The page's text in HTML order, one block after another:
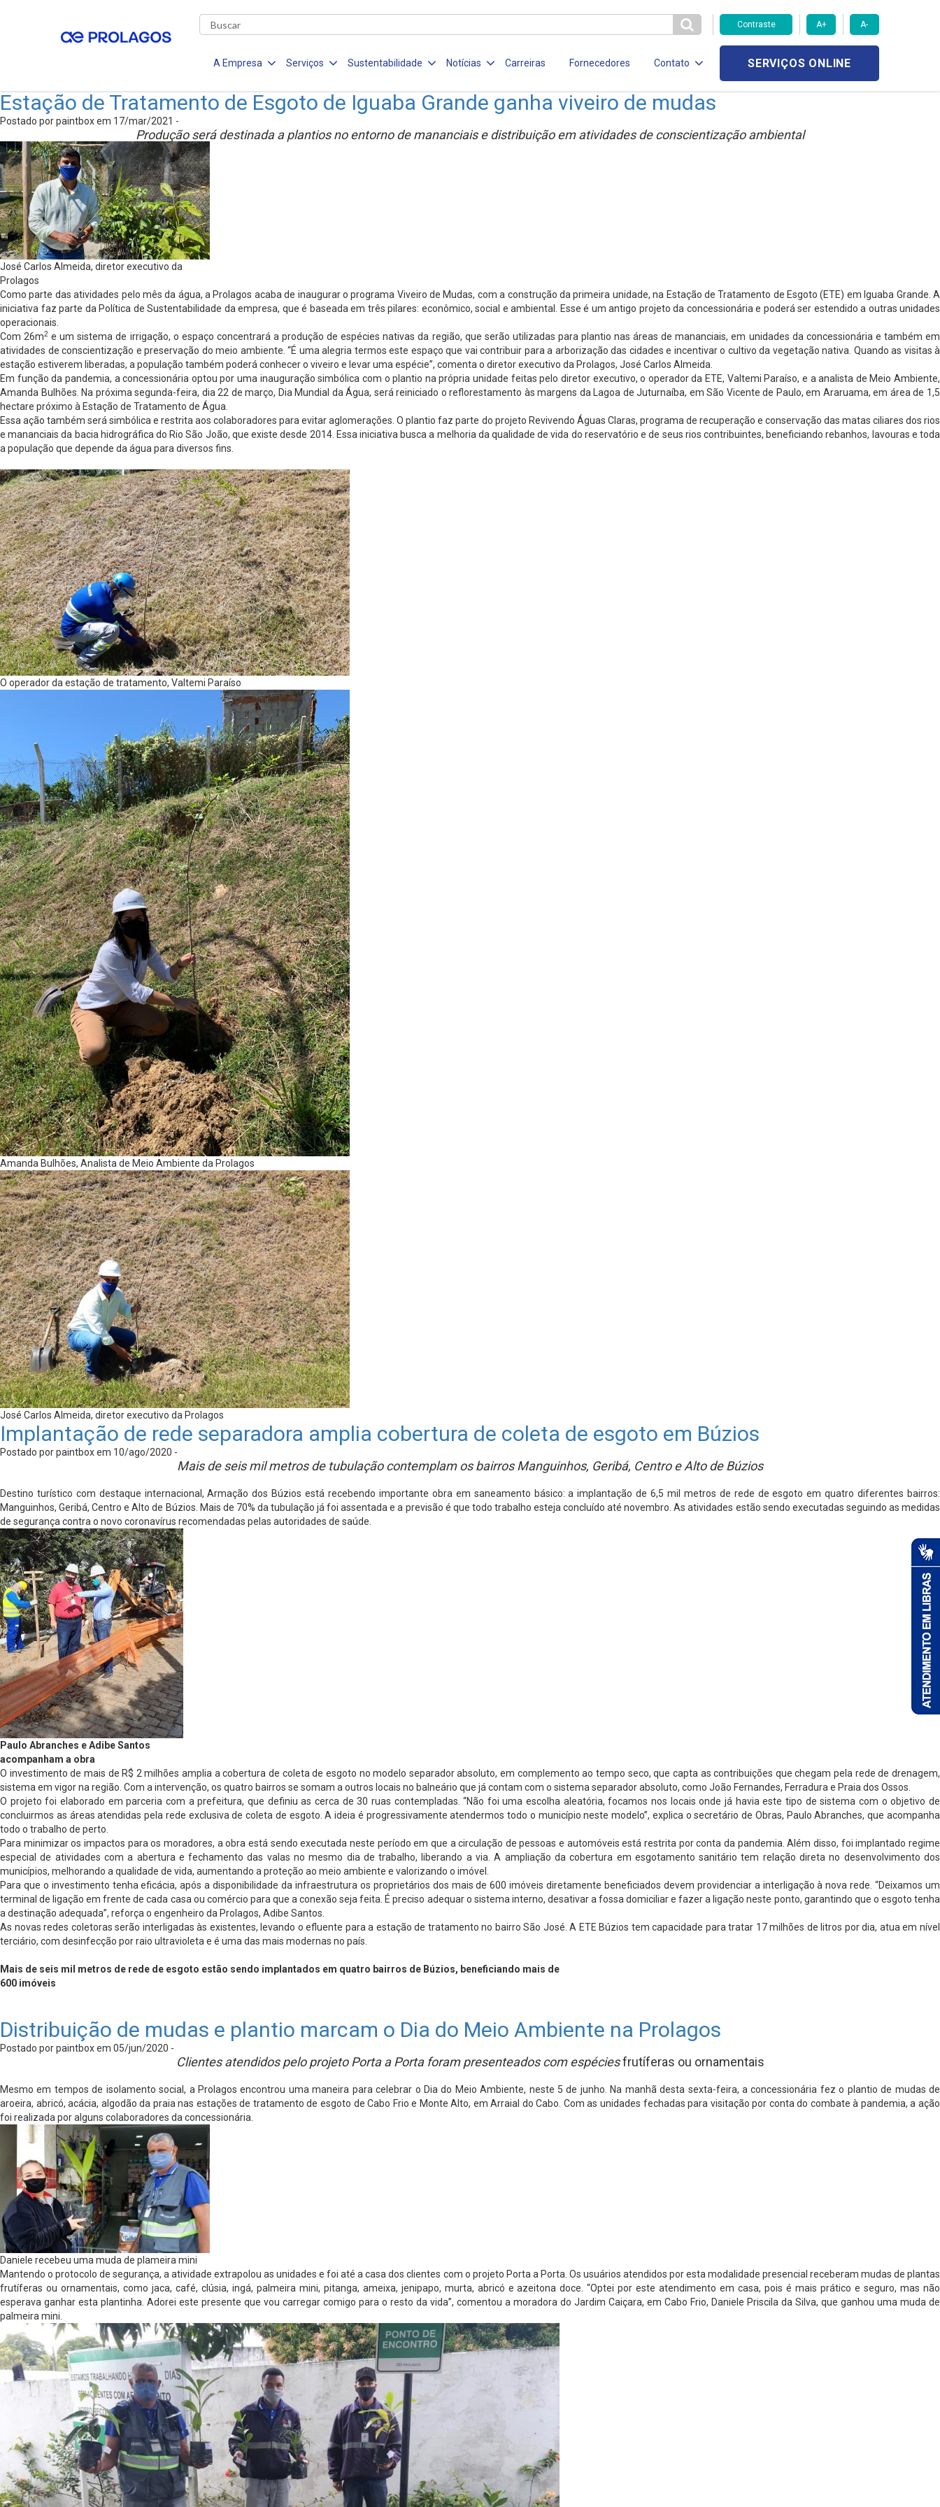
Contraste A+ A-
A Empresa Serviços Sustentabilidade Notícias Carreiras Fornecedores Contato SERVIÇOS ONLINE
Estação de Tratamento de Esgoto de Iguaba Grande ganha viveiro de mudas
Postado por paintbox em 17/mar/2021 -
Produção será destinada a plantios no entorno de mananciais e distribuição em atividades de conscientização ambiental
José Carlos Almeida, diretor executivo da
Prolagos
Como parte das atividades pelo mês da água, a Prolagos acaba de inaugurar o programa Viveiro de Mudas, com a construção da primeira unidade, na Estação de Tratamento de Esgoto (ETE) em Iguaba Grande. A
iniciativa faz parte da Política de Sustentabilidade da empresa, que é baseada em três pilares: econômico, social e ambiental. Esse é um antigo projeto da concessionária e poderá ser estendido a outras unidades
operacionais.
Com 26m2 e um sistema de irrigação, o espaço concentrará a produção de espécies nativas da região, que serão utilizadas para plantio nas áreas de mananciais, em unidades da concessionária e também em
atividades de conscientização e preservação do meio ambiente. “É uma alegria termos este espaço que vai contribuir para a arborização das cidades e incentivar o cultivo da vegetação nativa. Quando as visitas à
estação estiverem liberadas, a população também poderá conhecer o viveiro e levar uma espécie”, comenta o diretor executivo da Prolagos, José Carlos Almeida.
Em função da pandemia, a concessionária optou por uma inauguração simbólica com o plantio na própria unidade feitas pelo diretor executivo, o operador da ETE, Valtemi Paraíso, e a analista de Meio Ambiente,
Amanda Bulhões. Na próxima segunda-feira, dia 22 de março, Dia Mundial da Água, será reiniciado o reflorestamento às margens da Lagoa de Juturnaíba, em São Vicente de Paulo, em Araruama, em área de 1,5
hectare próximo à Estação de Tratamento de Água.
Essa ação também será simbólica e restrita aos colaboradores para evitar aglomerações. O plantio faz parte do projeto Revivendo Águas Claras, programa de recuperação e conservação das matas ciliares dos rios
e mananciais da bacia hidrográfica do Rio São João, que existe desde 2014. Essa iniciativa busca a melhoria da qualidade de vida do reservatório e de seus rios contribuintes, beneficiando rebanhos, lavouras e toda
a população que depende da água para diversos fins.
O operador da estação de tratamento, Valtemi Paraíso
Amanda Bulhões, Analista de Meio Ambiente da Prolagos
José Carlos Almeida, diretor executivo da Prolagos
Implantação de rede separadora amplia cobertura de coleta de esgoto em Búzios
Postado por paintbox em 10/ago/2020 -
Mais de seis mil metros de tubulação contemplam os bairros Manguinhos, Geribá, Centro e Alto de Búzios
Destino turístico com destaque internacional, Armação dos Búzios está recebendo importante obra em saneamento básico: a implantação de 6,5 mil metros de rede de esgoto em quatro diferentes bairros:
Manguinhos, Geribá, Centro e Alto de Búzios. Mais de 70% da tubulação já foi assentada e a previsão é que todo trabalho esteja concluído até novembro. As atividades estão sendo executadas seguindo as medidas
de segurança contra o novo coronavírus recomendadas pelas autoridades de saúde.
Paulo Abranches e Adibe Santos
acompanham a obra
O investimento de mais de R$ 2 milhões amplia a cobertura de coleta de esgoto no modelo separador absoluto, em complemento ao tempo seco, que capta as contribuições que chegam pela rede de drenagem,
sistema em vigor na região. Com a intervenção, os quatro bairros se somam a outros locais no balneário que já contam com o sistema separador absoluto, como João Fernandes, Ferradura e Praia dos Ossos.
O projeto foi elaborado em parceria com a prefeitura, que definiu as cerca de 30 ruas contempladas. “Não foi uma escolha aleatória, focamos nos locais onde já havia este tipo de sistema com o objetivo de
concluirmos as áreas atendidas pela rede exclusiva de coleta de esgoto. A ideia é progressivamente atendermos todo o município neste modelo”, explica o secretário de Obras, Paulo Abranches, que acompanha
todo o trabalho de perto.
Para minimizar os impactos para os moradores, a obra está sendo executada neste período em que a circulação de pessoas e automóveis está restrita por conta da pandemia. Além disso, foi implantado regime
especial de atividades com a abertura e fechamento das valas no mesmo dia de trabalho, liberando a via. A ampliação da cobertura em esgotamento sanitário tem relação direta no desenvolvimento dos
municípios, melhorando a qualidade de vida, aumentando a proteção ao meio ambiente e valorizando o imóvel.
Para que o investimento tenha eficácia, após a disponibilidade da infraestrutura os proprietários dos mais de 600 imóveis diretamente beneficiados devem providenciar a interligação à nova rede. “Deixamos um
terminal de ligação em frente de cada casa ou comércio para que a conexão seja feita. É preciso adequar o sistema interno, desativar a fossa domiciliar e fazer a ligação neste ponto, garantindo que o esgoto tenha
a destinação adequada”, reforça o engenheiro da Prolagos, Adibe Santos.
As novas redes coletoras serão interligadas às existentes, levando o efluente para a estação de tratamento no bairro São José. A ETE Búzios tem capacidade para tratar 17 milhões de litros por dia, atua em nível
terciário, com desinfecção por raio ultravioleta e é uma das mais modernas no país.
Mais de seis mil metros de rede de esgoto estão sendo implantados em quatro bairros de Búzios, beneficiando mais de
600 imóveis
Distribuição de mudas e plantio marcam o Dia do Meio Ambiente na Prolagos
Postado por paintbox em 05/jun/2020 -
Clientes atendidos pelo projeto Porta a Porta foram presenteados com espéciesfrutíferas ou ornamentais
Mesmo em tempos de isolamento social, a Prolagos encontrou uma maneira para celebrar o Dia do Meio Ambiente, neste 5 de junho. Na manhã desta sexta-feira, a concessionária fez o plantio de mudas de
aroeira, abricó, acácia, algodão da praia nas estações de tratamento de esgoto de Cabo Frio e Monte Alto, em Arraial do Cabo. Com as unidades fechadas para visitação por conta do combate à pandemia, a ação
foi realizada por alguns colaboradores da concessionária.
Daniele recebeu uma muda de plameira mini
Mantendo o protocolo de segurança, a atividade extrapolou as unidades e foi até a casa dos clientes com o projeto Porta a Porta. Os usuários atendidos por esta modalidade presencial receberam mudas de plantas
frutíferas ou ornamentais, como jaca, café, clúsia, ingá, palmeira mini, pitanga, ameixa, jenipapo, murta, abricó e azeitona doce. “Optei por este atendimento em casa, pois é mais prático e seguro, mas não
esperava ganhar esta plantinha. Adorei este presente que vou carregar comigo para o resto da vida”, comentou a moradora do Jardim Caiçara, em Cabo Frio, Daniele Priscila da Silva, que ganhou uma muda de
palmeira mini.